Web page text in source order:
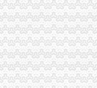
开承诺事项-马鞍
作领导小组的通知
-经开区-合肥市人
研-达州市人民
告-江西公选遴
安徽频道